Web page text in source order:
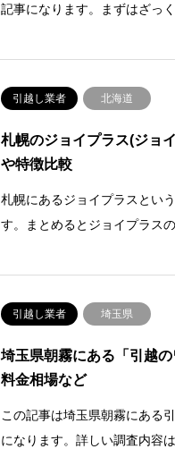
記事になります。まずはざっ
引越し業者 北海道
札幌のジョイプラス(ジョ
や特徴比較
札幌にあるジョイプラスとい
す。まとめるとジョイプラス
引越し業者 埼玉県
埼玉県朝霧にある「引越
料金相場など
この記事は埼玉県朝霧にある
になります。詳しい調査内容